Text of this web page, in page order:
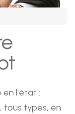
en l'état :
tous types, en